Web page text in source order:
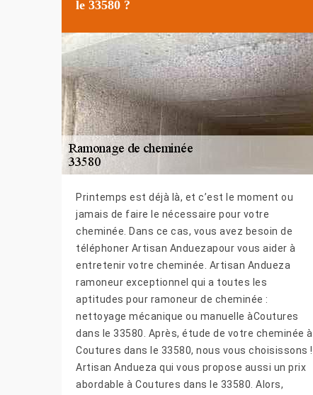
le 33580 ?
Printemps est déjà là, et c’est le moment ou
jamais de faire le nécessaire pour votre
cheminée. Dans ce cas, vous avez besoin de
téléphoner Artisan Anduezapour vous aider à
entretenir votre cheminée. Artisan Andueza
ramoneur exceptionnel qui a toutes les
aptitudes pour ramoneur de cheminée :
nettoyage mécanique ou manuelle àCoutures
dans le 33580. Après, étude de votre cheminée à
Coutures dans le 33580, nous vous choisissons !
Artisan Andueza qui vous propose aussi un prix
abordable à Coutures dans le 33580. Alors,